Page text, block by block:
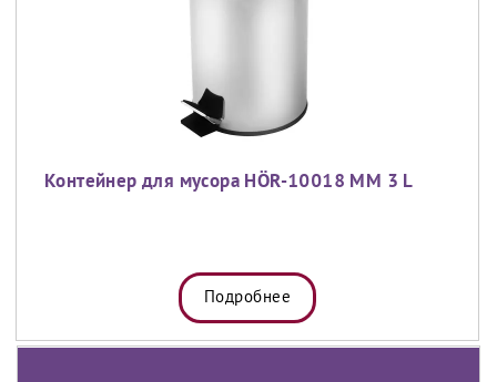
Контейнер для мусора HÖR-10018 MM 3 L
Подробнее